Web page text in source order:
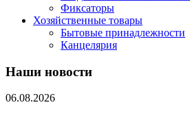
Фиксаторы
Хозяйственные товары
Бытовые принадлежности
Канцелярия
Наши новости
06.08.2026